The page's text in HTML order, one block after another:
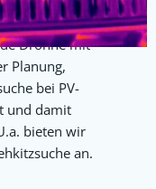
Drohne mit
Planung,
bei PV-
und damit
bieten wir
an.